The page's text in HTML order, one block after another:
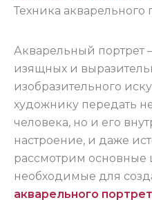
Техника акварельного
Акварельный портрет
изящных и
изобразительного
художнику передать
человека, но и его
настроение, и даже
рассмотрим основные
необходимые для
акварельного